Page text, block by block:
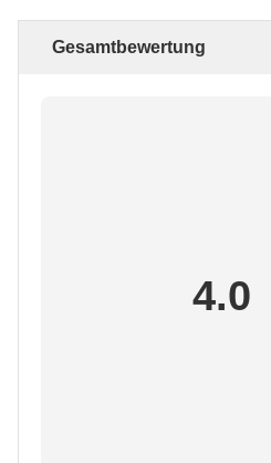
Gesamtbewertung
4.0